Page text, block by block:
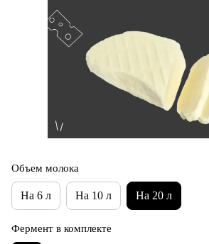
Объем молока
На 6 л На 10 л На 20 л
Фермент в комплекте